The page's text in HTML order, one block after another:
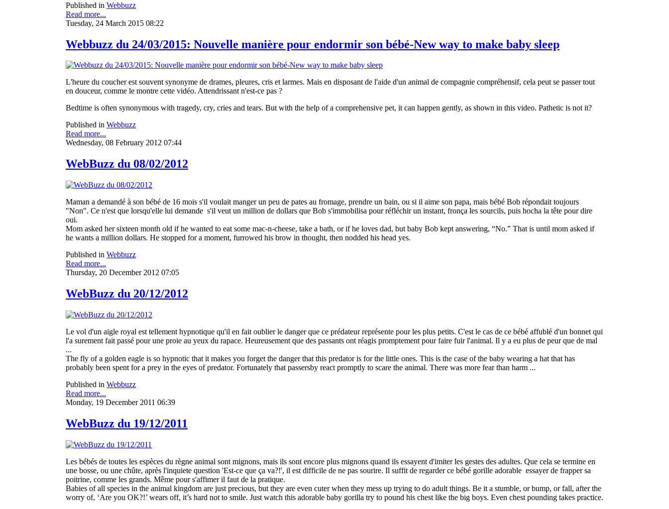
Published in Webbuzz
Read more...
Tuesday, 24 March 2015 08:22
Webbuzz du 24/03/2015: Nouvelle manière pour endormir son bébé-New way to make baby sleep
L'heure du coucher est souvent synonyme de drames, pleures, cris et larmes. Mais en disposant de l'aide d'un animal de compagnie compréhensif, cela peut se passer tout
en douceur, comme le montre cette vidéo. Attendrissant n'est-ce pas ?
Bedtime is often synonymous with tragedy, cry, cries and tears. But with the help of a comprehensive pet, it can happen gently, as shown in this video. Pathetic is not it?
Published in Webbuzz
Read more...
Wednesday, 08 February 2012 07:44
WebBuzz du 08/02/2012
Maman a demandé à son bébé de 16 mois s'il voulait manger un peu de pates au fromage, prendre un bain, ou si il aime son papa, mais bébé Bob répondait toujours
"Non". Ce n'est que lorsqu'elle lui demande s'il veut un million de dollars que Bob s'immobilisa pour réfléchir un instant, fronça les sourcils, puis hocha la tête pour dire
oui.
Mom asked her sixteen month old if he wanted to eat some mac-n-cheese, take a bath, or if he loves dad, but baby Bob kept answering, “No.” That is until mom asked if
he wants a million dollars. He stopped for a moment, furrowed his brow in thought, then nodded his head yes.
Published in Webbuzz
Read more...
Thursday, 20 December 2012 07:05
WebBuzz du 20/12/2012
Le vol d'un aigle royal est tellement hypnotique qu'il en fait oublier le danger que ce prédateur représente pour les plus petits. C'est le cas de ce bébé affublé d'un bonnet qui
l'a surement fait passé pour une proie au yeux du rapace. Heureusement que des passants ont réagis promptement pour faire fuir l'animal. Il y a eu plus de peur que de mal
...
The fly of a golden eagle is so hypnotic that it makes you forget the danger that this predator is for the little ones. This is the case of the baby wearing a hat that has
probably been spent for a prey in the eyes of predator. Fortunately that passersby react promptly to scare the animal. There was more fear than harm ...
Published in Webbuzz
Read more...
Monday, 19 December 2011 06:39
WebBuzz du 19/12/2011
Les bébés de toutes les espèces du règne animal sont mignons, mais ils sont encore plus mignons quand ils essayent d'imiter les gestes des adultes. Que cela se termine en
une bosse, ou une chûte, après l'inquiete question 'Est-ce que ça va?!', il est difficile de ne pas sourire. Il suffit de regarder ce bébé gorille adorable essayer de frapper sa
poitrine, comme les grands. Même pour s'affimer il faut de la pratique.
Babies of all species in the animal kingdom are just precious, but they are even cuter when they mess up trying to do adult things. Be it a stumble, or bump, or fall, after the
worry of, ‘Are you OK?!’ wears off, it’s hard not to smile. Just watch this adorable baby gorilla try to pound his chest like the big boys. Even chest pounding takes practice.